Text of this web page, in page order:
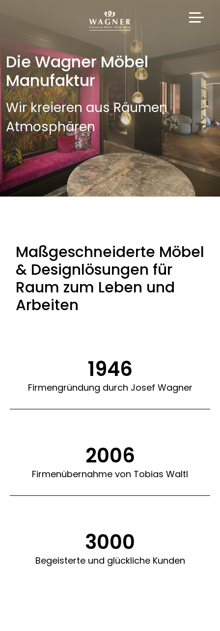
Die Wagner Möbel
Manufaktur
Wir kreieren aus Räumen
Atmosphären
Maßgeschneiderte Möbel
& Designlösungen für
Raum zum Leben und
Arbeiten
1946
Firmengründung durch Josef Wagner
2006
Firmenübernahme von Tobias Waltl
3000
Begeisterte und glückliche Kunden